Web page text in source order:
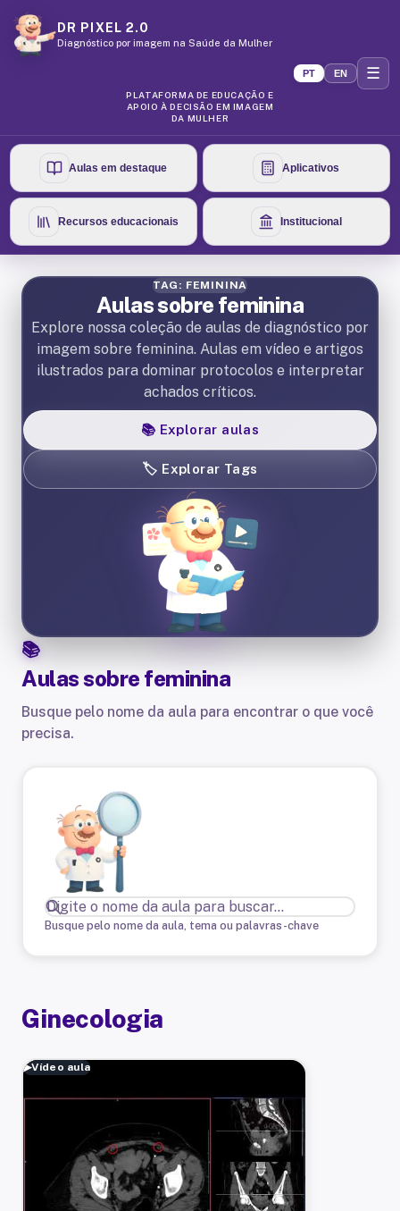
DR PIXEL 2.0
Diagnóstico por imagem na Saúde da Mulher
PLATAFORMA DE EDUCAÇÃO E
APOIO À DECISÃO EM IMAGEM
DA MULHER
PT EN ☰
Aulas em destaque Aplicativos
Recursos educacionais Institucional
TAG: FEMININA
Aulas sobre feminina
Explore nossa coleção de aulas de diagnóstico por
imagem sobre feminina. Aulas em vídeo e artigos
ilustrados para dominar protocolos e interpretar
achados críticos.
📚 Explorar aulas
🏷️ Explorar Tags
Aulas sobre feminina
Busque pelo nome da aula para encontrar o que você
precisa.
Busque pelo nome da aula, tema ou palavras-chave
Ginecologia
▶Vídeo aula